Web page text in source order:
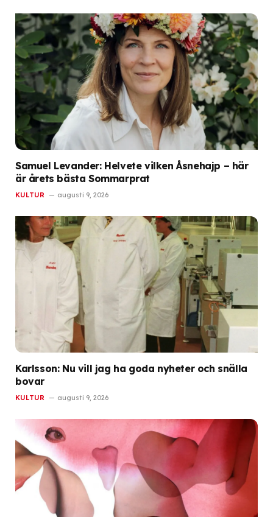
Samuel Levander: Helvete vilken Åsnehajp – här
är årets bästa Sommarprat
KULTUR augusti 9, 2026
Karlsson: Nu vill jag ha goda nyheter och snälla
bovar
KULTUR augusti 9, 2026